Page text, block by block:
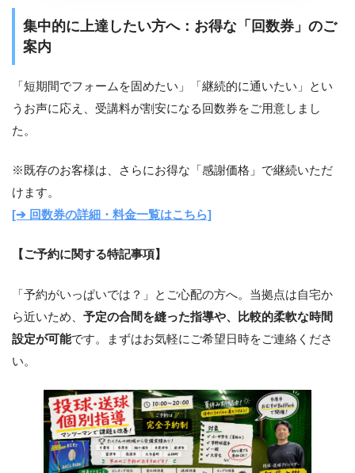
集中的に上達したい方へ：お得な「回数券」のご
案内
「短期間でフォームを固めたい」「継続的に通いたい」とい
うお声に応え、受講料が割安になる回数券をご用意しまし
た。
※既存のお客様は、さらにお得な「感謝価格」で継続いただ
けます。
[➔ 回数券の詳細・料金一覧はこちら]
【ご予約に関する特記事項】
「予約がいっぱいでは？」とご心配の方へ。当拠点は自宅か
ら近いため、 予定の合間を縫った指導や、比較的柔軟な時間
設定が可能です。まずはお気軽にご希望日時をご連絡くださ
い。